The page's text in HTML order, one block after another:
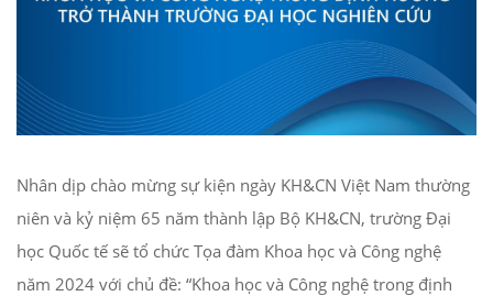
Nhân dịp chào mừng sự kiện ngày KH&CN Việt Nam thường
niên và kỷ niệm 65 năm thành lập Bộ KH&CN, trường Đại
học Quốc tế sẽ tổ chức Tọa đàm Khoa học và Công nghệ
năm 2024 với chủ đề: “Khoa học và Công nghệ trong định